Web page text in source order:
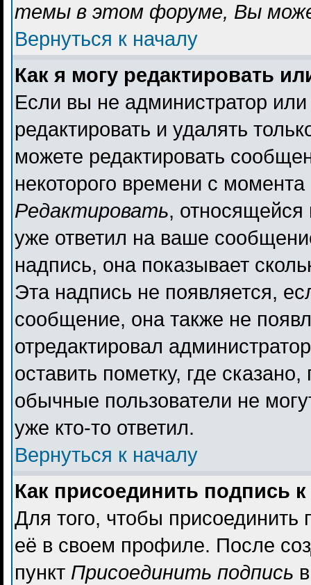
темы в этом форуме, Вы
Вернуться к началу
Как я могу редактировать
Если вы не администратор
редактировать и удалять
можете редактировать
некоторого времени с
Редактировать,
уже ответил на ваше
надпись, она показывает
Эта надпись не появляется,
сообщение, она также не
отредактировал
оставить пометку, где
обычные пользователи не
уже кто-то ответил.
Вернуться к началу
Как присоединить подпись
Для того, чтобы
её в своем профиле. После
пункт Присоединить подпись